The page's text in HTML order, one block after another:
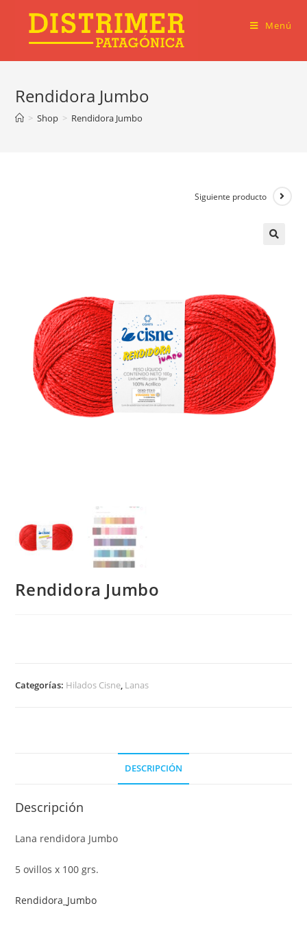
contenido
Menú
Rendidora Jumbo
> Shop > Rendidora Jumbo
Siguiente producto
Rendidora Jumbo
Categorías: Hilados Cisne, Lanas
DESCRIPCIÓN
Descripción
Lana rendidora Jumbo
5 ovillos x 100 grs.
Rendidora_Jumbo